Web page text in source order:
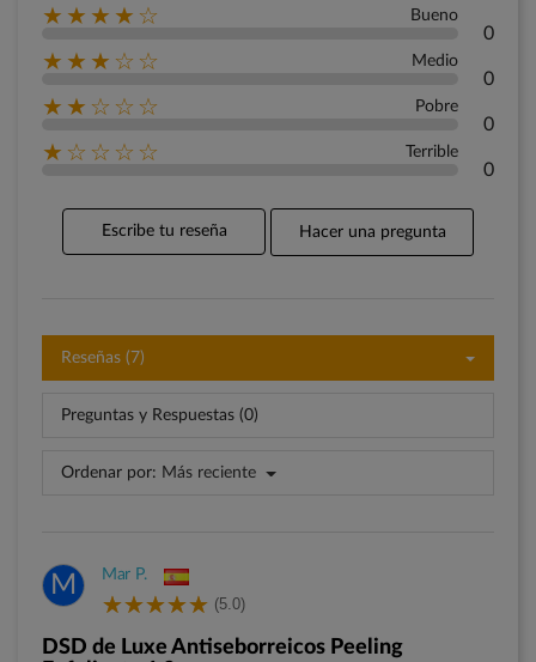
★★★★☆ Bueno
0
★★★☆☆ Medio
0
★★☆☆☆ Pobre
0
★☆☆☆☆ Terrible
0
Escribe tu reseña Hacer una pregunta
Reseñas (7)
Preguntas y Respuestas (0)
Ordenar por: Más reciente
M Mar P.
(5.0)
DSD de Luxe Antiseborreicos Peeling